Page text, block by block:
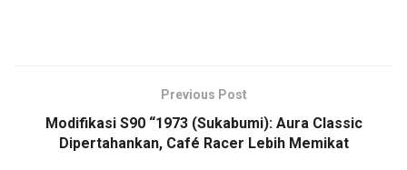
Previous Post
Modifikasi S90 “1973 (Sukabumi): Aura Classic
Dipertahankan, Café Racer Lebih Memikat